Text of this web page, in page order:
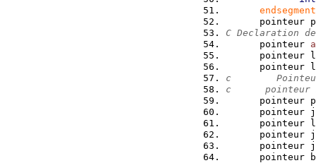
endsegment
pointeur
C Declaration
      pointeur
pointeur
pointeur
c
c      pointeur
pointeur
pointeur
pointeur
pointeur
pointeur
pointeur